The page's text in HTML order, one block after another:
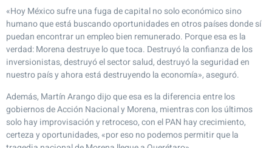
«Hoy México sufre una fuga de capital no solo económico sino
humano que está buscando oportunidades en otros países donde sí
puedan encontrar un empleo bien remunerado. Porque esa es la
verdad: Morena destruye lo que toca. Destruyó la confianza de los
inversionistas, destruyó el sector salud, destruyó la seguridad en
nuestro país y ahora está destruyendo la economía», aseguró.
Además, Martín Arango dijo que esa es la diferencia entre los
gobiernos de Acción Nacional y Morena, mientras con los últimos
solo hay improvisación y retroceso, con el PAN hay crecimiento,
certeza y oportunidades, «por eso no podemos permitir que la